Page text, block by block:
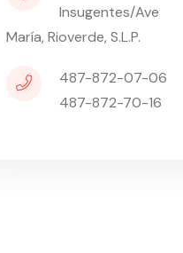
Insugentes/Ave
María, Rioverde, S.L.P.
487-872-07-06
487-872-70-16